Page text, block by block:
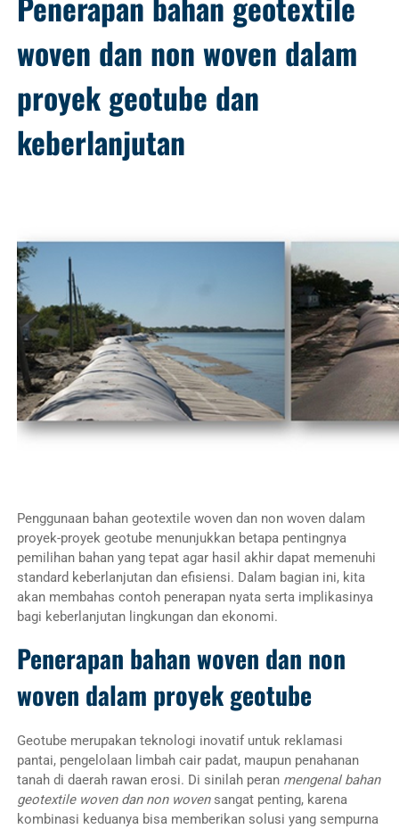
woven dan non woven dalam
proyek geotube dan
keberlanjutan
Penggunaan bahan geotextile woven dan non woven dalam
proyek-proyek geotube menunjukkan betapa pentingnya
pemilihan bahan yang tepat agar hasil akhir dapat memenuhi
standard keberlanjutan dan efisiensi. Dalam bagian ini, kita
akan membahas contoh penerapan nyata serta implikasinya
bagi keberlanjutan lingkungan dan ekonomi.
Penerapan bahan woven dan non
woven dalam proyek geotube
Geotube merupakan teknologi inovatif untuk reklamasi
pantai, pengelolaan limbah cair padat, maupun penahanan
tanah di daerah rawan erosi. Di sinilah peran mengenal bahan
geotextile woven dan non wovensangat penting, karena
kombinasi keduanya bisa memberikan solusi yang sempurna